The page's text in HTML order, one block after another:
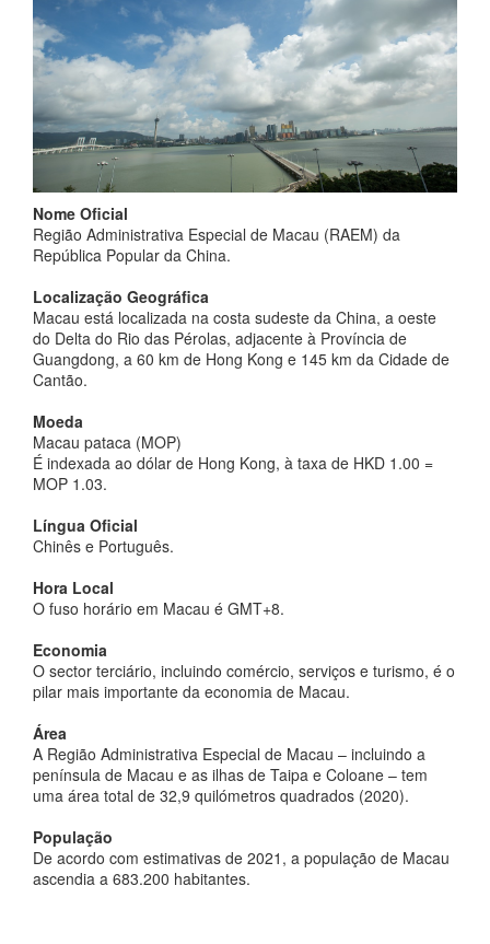
Nome Oficial
Região Administrativa Especial de Macau (RAEM) da
República Popular da China.
Localização Geográfica
Macau está localizada na costa sudeste da China, a oeste
do Delta do Rio das Pérolas, adjacente à Província de
Guangdong, a 60 km de Hong Kong e 145 km da Cidade de
Cantão.
Moeda
Macau pataca (MOP)
É indexada ao dólar de Hong Kong, à taxa de HKD 1.00 =
MOP 1.03.
Língua Oficial
Chinês e Português.
Hora Local
O fuso horário em Macau é GMT+8.
Economia
O sector terciário, incluindo comércio, serviços e turismo, é o
pilar mais importante da economia de Macau.
Área
A Região Administrativa Especial de Macau – incluindo a
península de Macau e as ilhas de Taipa e Coloane – tem
uma área total de 32,9 quilómetros quadrados (2020).
População
De acordo com estimativas de 2021, a população de Macau
ascendia a 683.200 habitantes.